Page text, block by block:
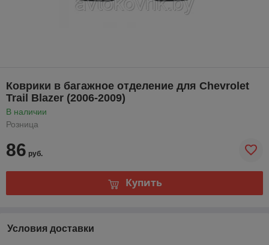
Коврики в багажное отделение для Chevrolet
Trail Blazer (2006-2009)
В наличии
Розница
86 руб.
Купить
Условия доставки